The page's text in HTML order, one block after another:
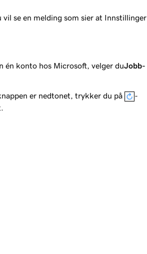
se en melding som sier at Innstillinger
én konto hos Microsoft, velger duJobb-
er nedtonet, trykker du på
-